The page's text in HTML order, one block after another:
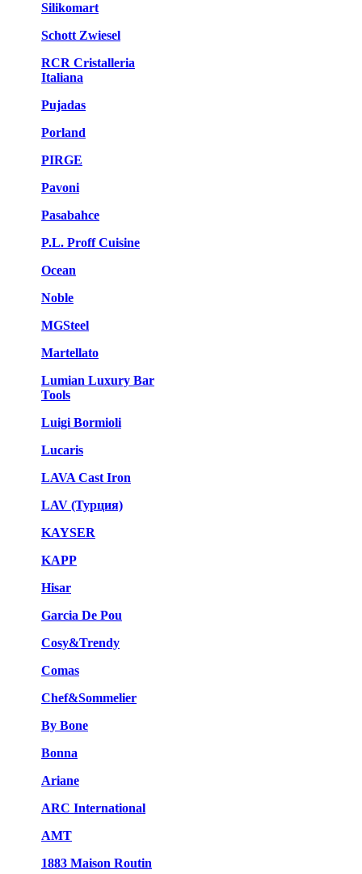
Silikomart
Schott Zwiesel
RCR Cristalleria
Italiana
Pujadas
Porland
PIRGE
Pavoni
Pasabahce
P.L. Proff Cuisine
Ocean
Noble
MGSteel
Martellato
Lumian Luxury Bar
Tools
Luigi Bormioli
Lucaris
LAVA Cast Iron
LAV (Турция)
KAYSER
KAPP
Hisar
Garcia De Pou
Cosy&Trendy
Comas
Chef&Sommelier
By Bone
Bonna
Ariane
ARC International
AMT
1883 Maison Routin